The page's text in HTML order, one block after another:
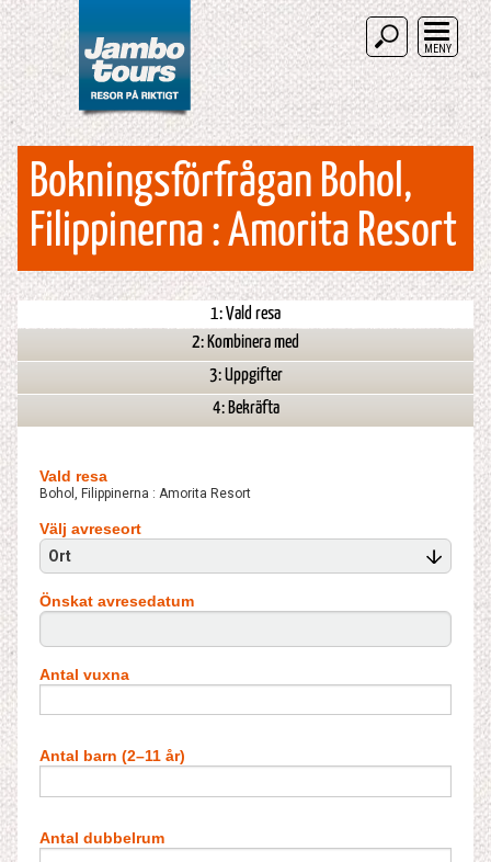
MENY
Bokningsförfrågan Bohol,
Filippinerna : Amorita Resort
1: Vald resa
2: Kombinera med
3: Uppgifter
4: Bekräfta
Vald resa
Bohol, Filippinerna : Amorita Resort
Välj avreseort
Ort
Önskat avresedatum
Antal vuxna
Antal barn (2–11 år)
Antal dubbelrum